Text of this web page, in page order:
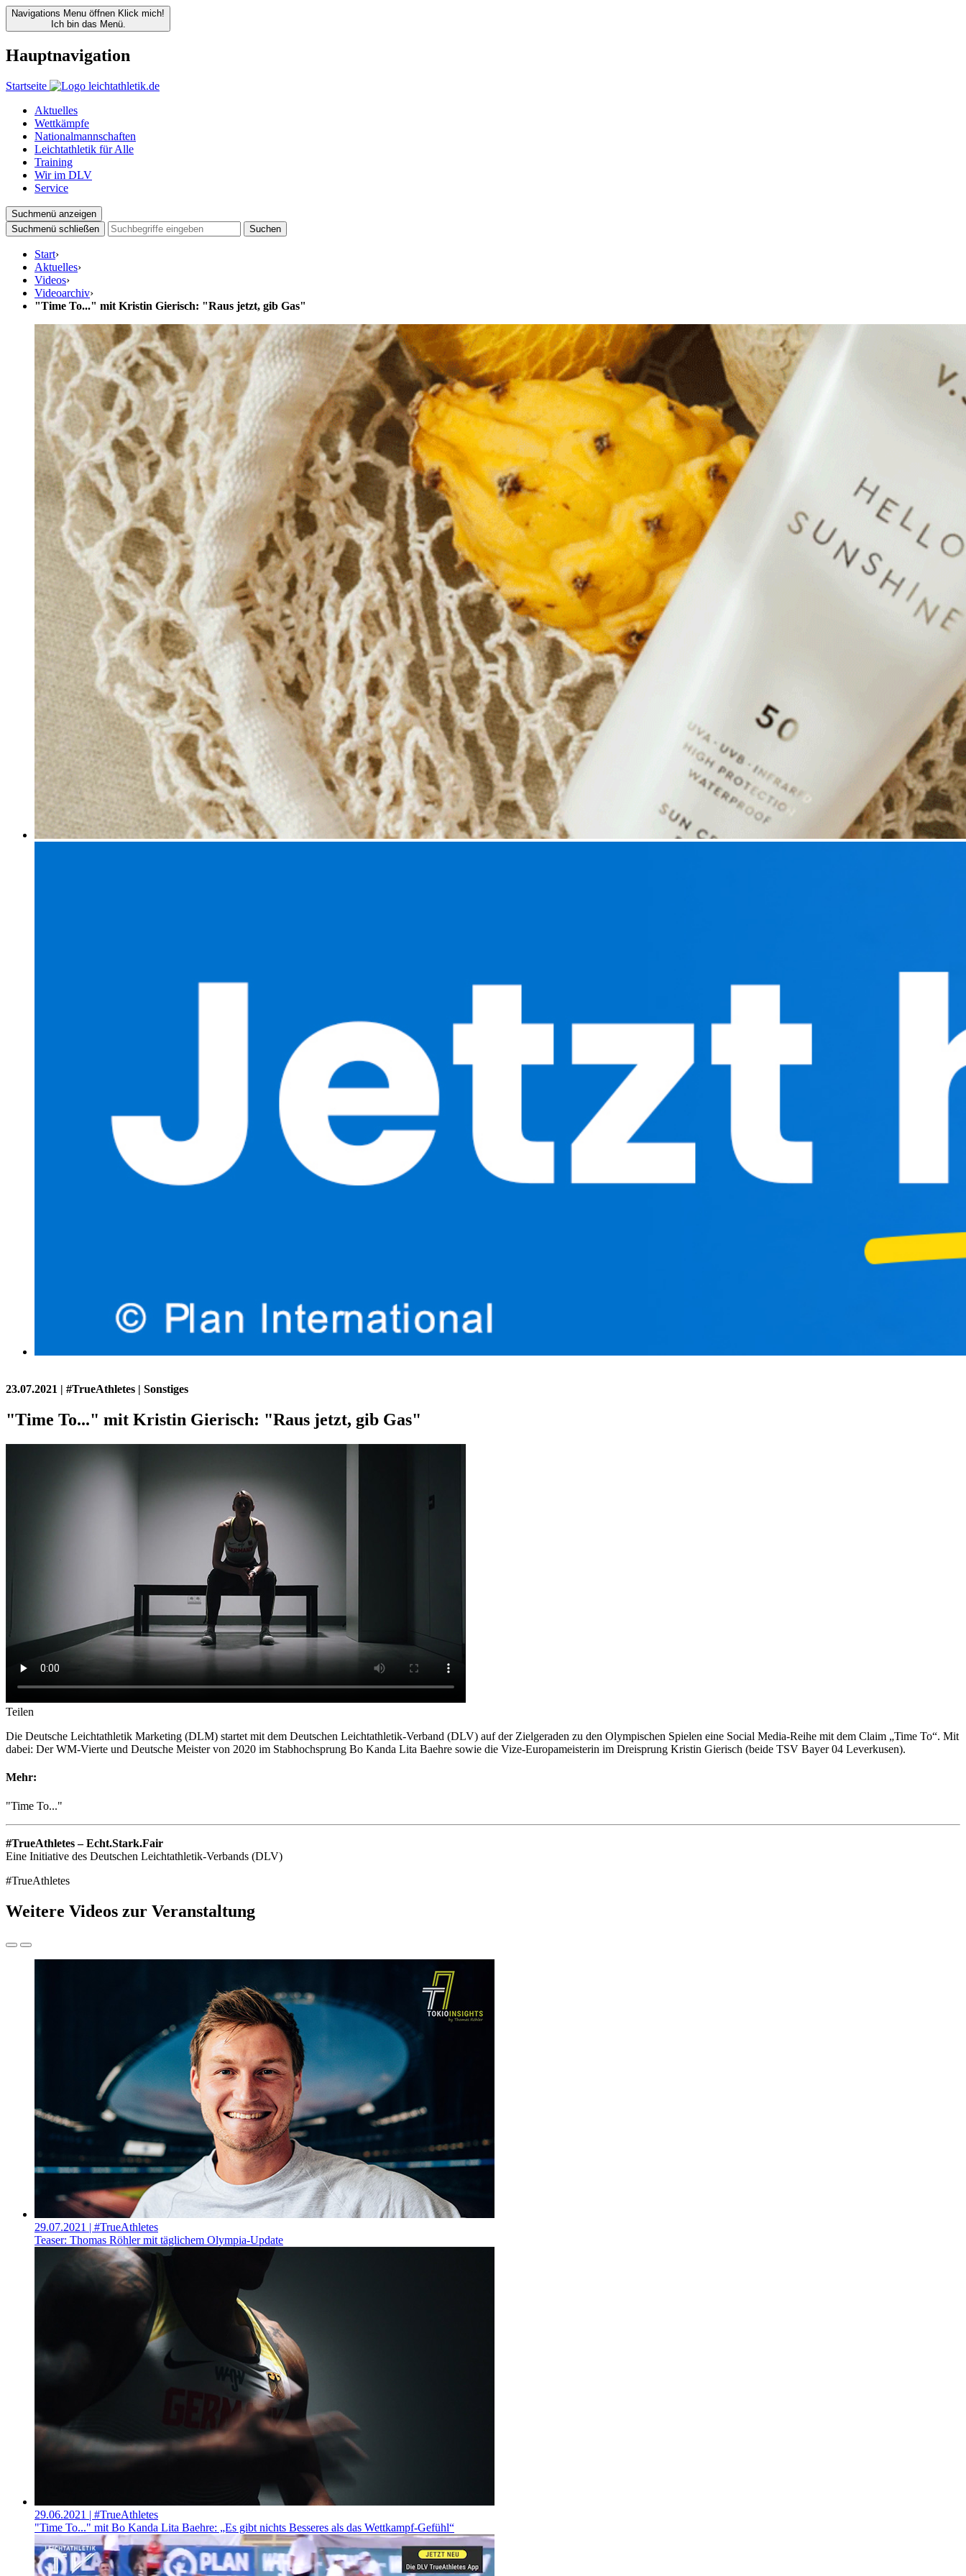
Navigations Menu öffnen Klick mich!
Ich bin das Menü.
Hauptnavigation
Startseite
Aktuelles
Wettkämpfe
Nationalmannschaften
Leichtathletik für Alle
Training
Wir im DLV
Service
Suchmenü anzeigen
Suchmenü schließen
Suchen
Start›
Aktuelles›
Videos›
Videoarchiv›
"Time To..." mit Kristin Gierisch: "Raus jetzt, gib Gas"
23.07.2021 | #TrueAthletes | Sonstiges
"Time To..." mit Kristin Gierisch: "Raus jetzt, gib Gas"
Teilen
Die Deutsche Leichtathletik Marketing (DLM) startet mit dem Deutschen Leichtathletik-Verband (DLV) auf der Zielgeraden zu den Olympischen Spielen eine Social Media-Reihe mit dem Claim „Time To“. Mit
dabei: Der WM-Vierte und Deutsche Meister von 2020 im Stabhochsprung Bo Kanda Lita Baehre sowie die Vize-Europameisterin im Dreisprung Kristin Gierisch (beide TSV Bayer 04 Leverkusen).
Mehr:
"Time To..."
#TrueAthletes – Echt.Stark.Fair
Eine Initiative des Deutschen Leichtathletik-Verbands (DLV)
#TrueAthletes
Weitere Videos zur Veranstaltung
29.07.2021 | #TrueAthletes
Teaser: Thomas Röhler mit täglichem Olympia-Update
29.06.2021 | #TrueAthletes
"Time To..." mit Bo Kanda Lita Baehre: „Es gibt nichts Besseres als das Wettkampf-Gefühl“